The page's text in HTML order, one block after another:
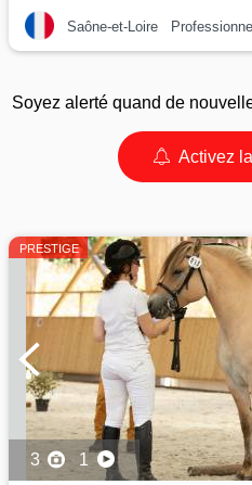
Saône-et-Loire Professionnel
Soyez alerté quand de
Activez
PRESTIGE
3 1